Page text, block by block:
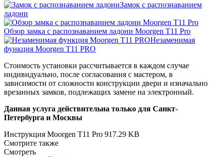
Замок с распознаванием
ладони
Обзор замка с распознаванием ладони Moorgen T11 Pro
Незаменимая
функция Moorgen T11 PRO
Стоимость установки рассчитывается в каждом случае
индивидуально, после согласования с мастером, в
зависимости от сложности конструкции двери и изначально
врезанных замков, подлежащих замене на электронный.
Данная услуга действительна только для Санкт-
Петербурга и Москвы
Инструкция Moorgen T11 Pro 917.29 KB
Смотрите также
Смотреть